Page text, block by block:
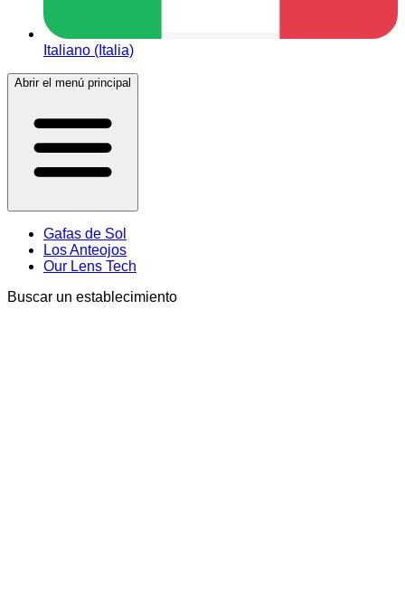
Italiano (Italia)
Abrir el menú principal
Gafas de Sol
Los Anteojos
Our Lens Tech
Buscar un establecimiento